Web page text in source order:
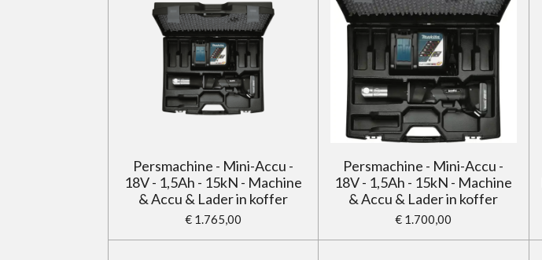
Persmachine - Mini-Accu -
18V - 1,5Ah - 15kN - Machine
& Accu & Lader in koffer
€ 1.765,00
Persmachine - Mini-Accu -
18V - 1,5Ah - 15kN - Machine
& Accu & Lader in koffer
€ 1.700,00